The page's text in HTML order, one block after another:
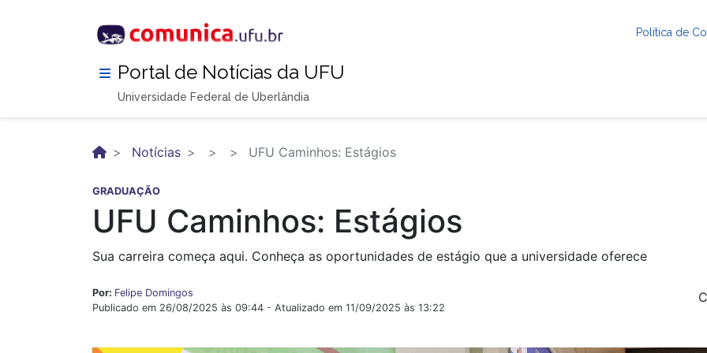
Política de
Portal de Notícias da UFU
Universidade Federal de Uberlândia
Notícias UFU Caminhos: Estágios
GRADUAÇÃO
UFU Caminhos: Estágios
Sua carreira começa aqui. Conheça as oportunidades de estágio que a universidade oferece
Por: Felipe Domingos
Publicado em 26/08/2025 às 09:44 - Atualizado em 11/09/2025 às 13:22